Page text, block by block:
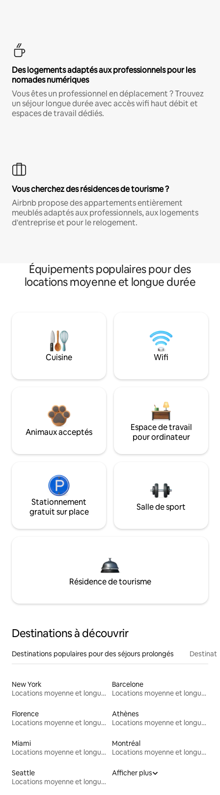
Des logements adaptés aux professionnels pour les
nomades numériques
Vous êtes un professionnel en déplacement ? Trouvez
un séjour longue durée avec accès wifi haut débit et
espaces de travail dédiés.
Vous cherchez des résidences de tourisme ?
Airbnb propose des appartements entièrement
meublés adaptés aux professionnels, aux logements
d'entreprise et pour le relogement.
Équipements populaires pour des
locations moyenne et longue durée
Cuisine Wifi
Animaux acceptés
Espace de travail
pour ordinateur
Stationnement
gratuit sur place
Salle de sport
Résidence de tourisme
Destinations à découvrir
Destinations populaires pour des séjours prolongés
New York
Locations moyenne et longue durée
Barcelone
Locations moyenne et longue durée
Florence
Locations moyenne et longue durée
Athènes
Locations moyenne et longue durée
Miami
Locations moyenne et longue durée
Montréal
Locations moyenne et longue durée
Seattle
Locations moyenne et longue durée
Afficher plus